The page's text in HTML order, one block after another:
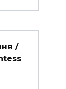
/